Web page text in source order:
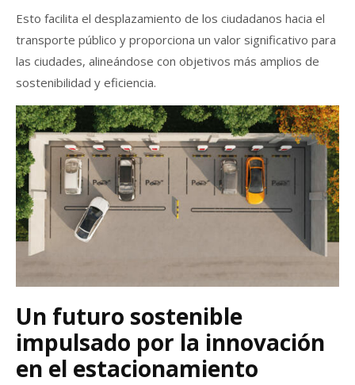
Esto facilita el desplazamiento de los ciudadanos hacia el
transporte público y proporciona un valor significativo para
las ciudades, alineándose con objetivos más amplios de
sostenibilidad y eficiencia.
Un futuro sostenible
impulsado por la innovación
en el estacionamiento